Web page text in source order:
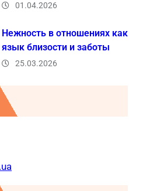
01.04.2026
Нежность в отношениях как
язык близости и заботы
25.03.2026